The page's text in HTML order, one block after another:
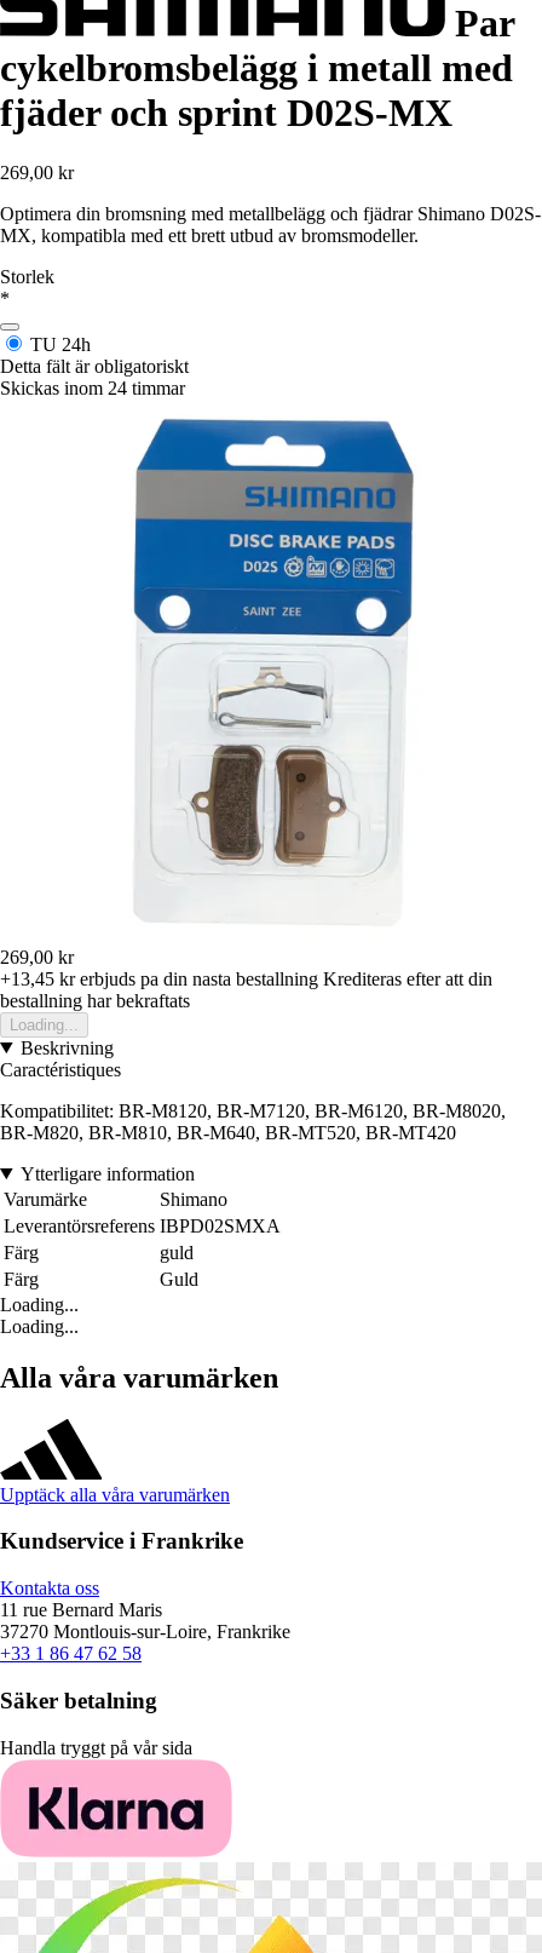
Par
cykelbromsbelägg i metall med
fjäder och sprint D02S-MX
269,00 kr
Optimera din bromsning med metallbelägg och fjädrar Shimano D02S-
MX, kompatibla med ett brett utbud av bromsmodeller.
Storlek
*
TU 24h
Detta fält är obligatoriskt
Skickas inom 24 timmar
269,00 kr
+13,45 krerbjuds pa din nasta bestallning Krediteras efter att din
bestallning har bekraftats
Loading...
Beskrivning
Caractéristiques
Kompatibilitet: BR-M8120, BR-M7120, BR-M6120, BR-M8020,
BR-M820, BR-M810, BR-M640, BR-MT520, BR-MT420
Ytterligare information
Varumärke
Shimano
Leverantörsreferens IBPD02SMXA
Färg
guld
Färg
Guld
Loading...
Loading...
Alla våra varumärken
Upptäck alla våra varumärken
Kundservice i Frankrike
Kontakta oss
11 rue Bernard Maris
37270 Montlouis-sur-Loire, Frankrike
+33 1 86 47 62 58
Säker betalning
Handla tryggt på vår sida